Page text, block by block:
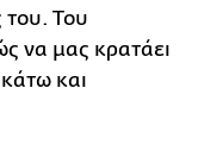
του. Του
να μας κρατάει
και